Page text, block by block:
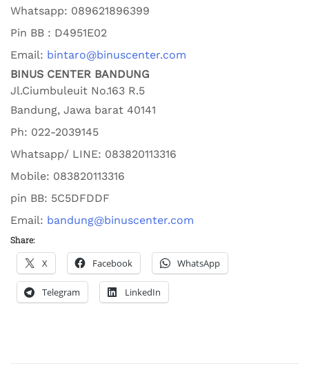
Whatsapp: 089621896399
Pin BB : D4951E02
Email: bintaro@binuscenter.com
BINUS CENTER BANDUNG
Jl.Ciumbuleuit No.163 R.5
Bandung, Jawa barat 40141
Ph: 022-2039145
Whatsapp/ LINE: 083820113316
Mobile: 083820113316
pin BB: 5C5DFDDF
Email: bandung@binuscenter.com
Share:
X Facebook WhatsApp
Telegram LinkedIn